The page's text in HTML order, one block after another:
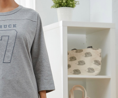
等相關疑問，請聯繫「AFTEE先享後付
support/home
供之「AFTEE先享後付」服務完成之交
人資料，並將交易相關給付款項請求債
以下網址：
代理人或監護人之同意方可使用
辦者引起之損失，本公司不負相關責
上)免運費
)
上)免運費
)
上)免運費